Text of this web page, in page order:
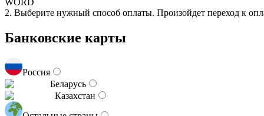
2. Выберите нужный способ оплаты. Произойдет переход к
Банковские карты
Россия
Беларусь
Казахстан